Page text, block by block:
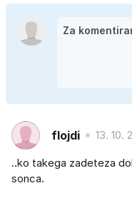
flojdi 13. 10.
..ko takega zadeteza
sonca.